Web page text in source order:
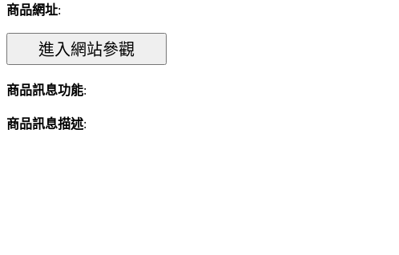
商品網址:
商品訊息功能:
商品訊息描述: